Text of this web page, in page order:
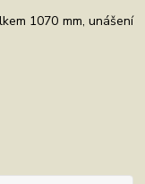
1070 mm, unášení